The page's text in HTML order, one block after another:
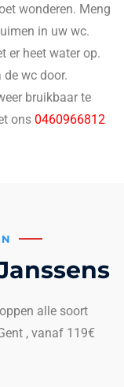
wonderen. Meng
in uw wc.
er heet water op.
wc door.
bruikbaar te
ons 0460966812
alle soort
, vanaf 119€